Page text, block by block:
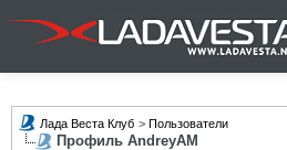
Лада Веста Клуб > Пользователи
Профиль AndreyAM